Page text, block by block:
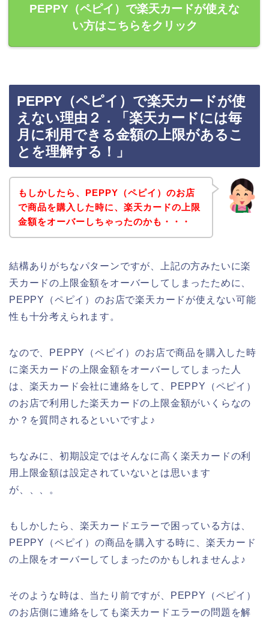
PEPPY（ペピイ）で楽天カードが使えな
い方はこちらをクリック
PEPPY（ペピイ）で楽天カードが使
えない理由２．「楽天カードには毎
月に利用できる金額の上限があるこ
とを理解する！」
もしかしたら、PEPPY（ペピイ）のお店
で商品を購入した時に、楽天カードの上限
金額をオーバーしちゃったのかも・・・
結構ありがちなパターンですが、上記の方みたいに楽
天カードの上限金額をオーバーしてしまったために、
PEPPY（ペピイ）のお店で楽天カードが使えない可能
性も十分考えられます。
なので、PEPPY（ペピイ）のお店で商品を購入した時
に楽天カードの上限金額をオーバーしてしまった人
は、楽天カード会社に連絡をして、PEPPY（ペピイ）
のお店で利用した楽天カードの上限金額がいくらなの
か？を質問されるといいですよ♪
ちなみに、初期設定ではそんなに高く楽天カードの利
用上限金額は設定されていないとは思います
が、、、。
もしかしたら、楽天カードエラーで困っている方は、
PEPPY（ペピイ）の商品を購入する時に、楽天カード
の上限をオーバーしてしまったのかもしれませんよ♪
そのような時は、当たり前ですが、PEPPY（ペピイ）
のお店側に連絡をしても楽天カードエラーの問題を解